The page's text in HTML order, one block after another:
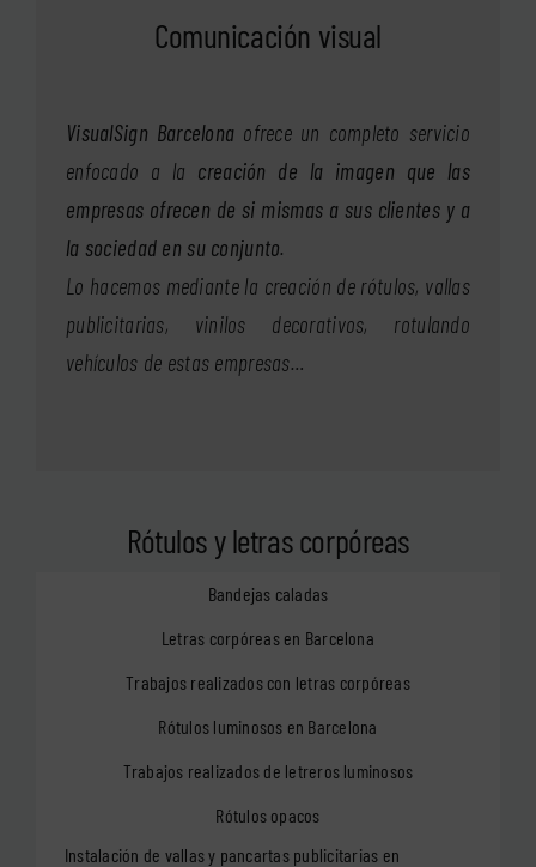
Comunicación visual
VisualSign Barcelona ofrece un completo servicio
enfocado a la creación de la imagen que las
empresas ofrecen de si mismas a sus clientes y a
la sociedad en su conjunto.
Lo hacemos mediante la creación de rótulos, vallas
publicitarias, vinilos decorativos, rotulando
vehículos de estas empresas…
Rótulos y letras corpóreas
Bandejas caladas
Letras corpóreas en Barcelona
Trabajos realizados con letras corpóreas
Rótulos luminosos en Barcelona
Trabajos realizados de letreros luminosos
Rótulos opacos
Instalación de vallas y pancartas publicitarias en